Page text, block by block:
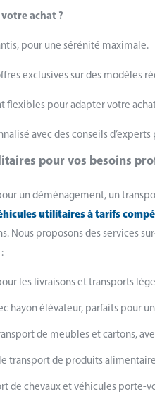
achat ?
pour une sérénité maximale.
exclusives sur des modèles
flexibles pour adapter votre
avec des conseils
pour vos besoins
un déménagement, un
utilitaires à tarifs
Nous proposons des services
les livraisons et transports
hayon élévateur, parfaits pour
de meubles et cartons,
transport de produits
de chevaux et véhicules porte-